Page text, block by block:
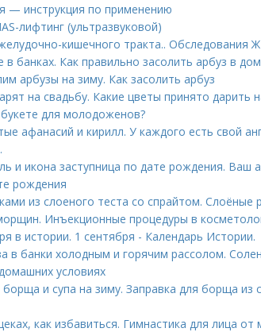
— инструкция по применению
лифтинг (ультразвуковой)
кишечного тракта.. Обследования
в банках. Как правильно засолить арбуз в
арбузы на зиму. Как засолить арбуз
на свадьбу. Какие цветы принято дарить
для молодоженов?
афанасий и кирилл. У каждого есть свой
и икона заступница по дате рождения. Ваш
рождения
из слоеного теста со спрайтом. Слоёные
Инъекционные процедуры в
в истории. 1 сентября - Календарь Истории.
в банки холодным и горячим рассолом.
условиях
борща и супа на зиму. Заправка для борща из
как избавиться. Гимнастика для лица от